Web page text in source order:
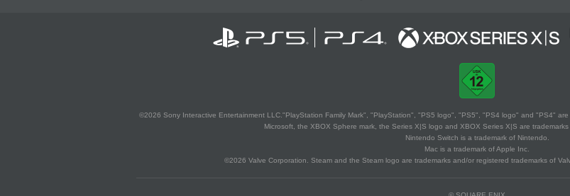
©2026 Sony Interactive Entertainment LLC."PlayStation Family Mark", "PlayStation", "PS5 logo", "PS5", "PS4 logo" and "PS4"
Microsoft, the XBOX Sphere mark, the Series X|S logo and XBOX Series X|S are
Nintendo Switch is a trademark of Nintendo.
Mac is a trademark of Apple Inc.
©2026 Valve Corporation. Steam and the Steam logo are trademarks and/or registered trademarks of